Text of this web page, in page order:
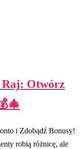
Raj: Otwórz
i Zdobądź Bonusy!
robią różnicę, ale